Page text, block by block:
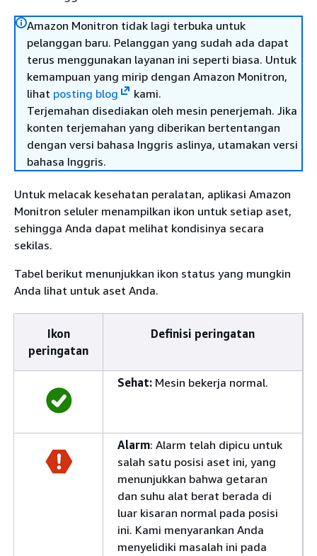
Amazon Monitron tidak lagi terbuka untuk
pelanggan baru. Pelanggan yang sudah ada dapat
terus menggunakan layanan ini seperti biasa. Untuk
kemampuan yang mirip dengan Amazon Monitron,
lihat posting blog
kami.
Terjemahan disediakan oleh mesin penerjemah. Jika
konten terjemahan yang diberikan bertentangan
dengan versi bahasa Inggris aslinya, utamakan versi
bahasa Inggris.
Untuk melacak kesehatan peralatan, aplikasi Amazon
Monitron seluler menampilkan ikon untuk setiap aset,
sehingga Anda dapat melihat kondisinya secara
sekilas.
Tabel berikut menunjukkan ikon status yang mungkin
Anda lihat untuk aset Anda.
Ikon
peringatan
Definisi peringatan
Sehat: Mesin bekerja normal.
Alarm: Alarm telah dipicu untuk
salah satu posisi aset ini, yang
menunjukkan bahwa getaran
dan suhu alat berat berada di
luar kisaran normal pada posisi
ini. Kami menyarankan Anda
menyelidiki masalah ini pada